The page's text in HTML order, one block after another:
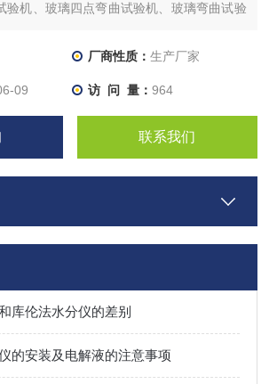
验机、玻璃四点弯曲试验机、玻璃弯曲试验
厂商性质： 生产厂家
09 访 问 量： 964
联系我们
库伦法水分仪的差别
的安装及电解液的注意事项